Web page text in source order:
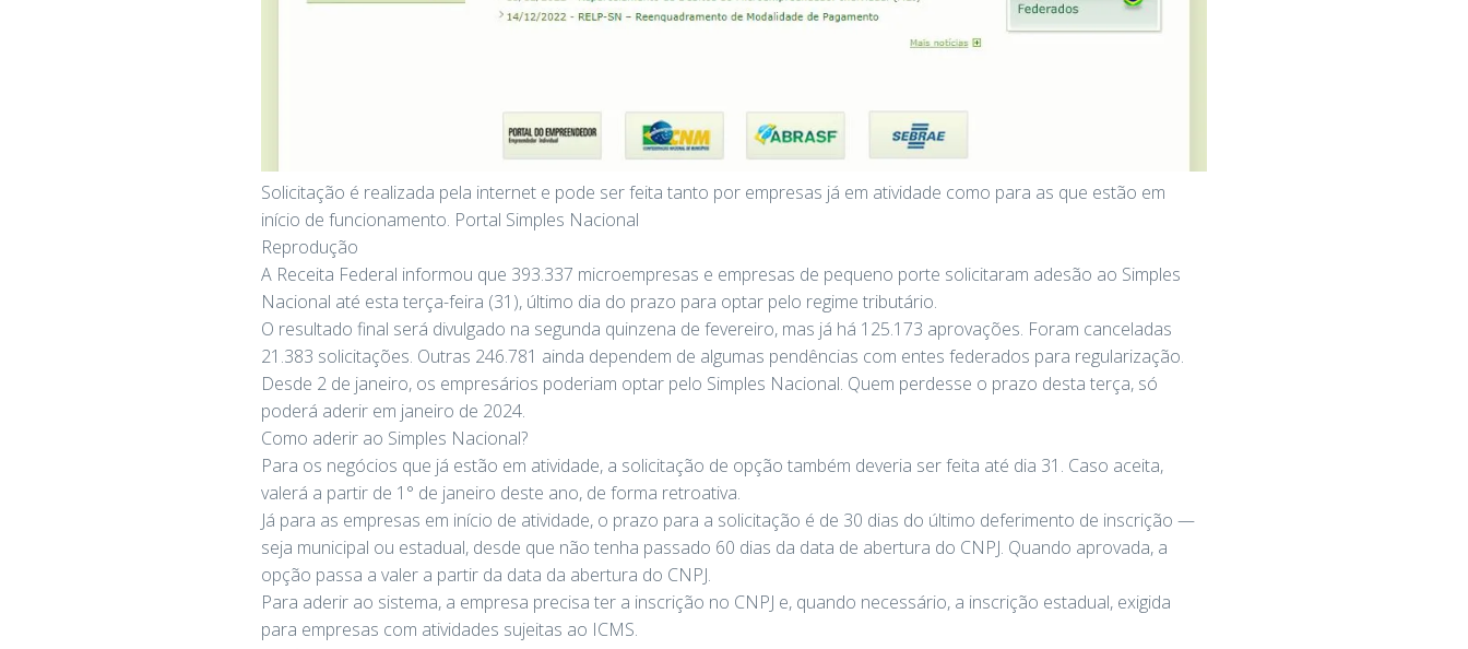
Solicitação é realizada pela internet e pode ser feita tanto por empresas já em atividade como para as que estão em
início de funcionamento. Portal Simples Nacional
Reprodução
A Receita Federal informou que 393.337 microempresas e empresas de pequeno porte solicitaram adesão ao Simples
Nacional até esta terça-feira (31), último dia do prazo para optar pelo regime tributário.
O resultado final será divulgado na segunda quinzena de fevereiro, mas já há 125.173 aprovações. Foram canceladas
21.383 solicitações. Outras 246.781 ainda dependem de algumas pendências com entes federados para regularização.
Desde 2 de janeiro, os empresários poderiam optar pelo Simples Nacional. Quem perdesse o prazo desta terça, só
poderá aderir em janeiro de 2024.
Como aderir ao Simples Nacional?
Para os negócios que já estão em atividade, a solicitação de opção também deveria ser feita até dia 31. Caso aceita,
valerá a partir de 1° de janeiro deste ano, de forma retroativa.
Já para as empresas em início de atividade, o prazo para a solicitação é de 30 dias do último deferimento de inscrição —
seja municipal ou estadual, desde que não tenha passado 60 dias da data de abertura do CNPJ. Quando aprovada, a
opção passa a valer a partir da data da abertura do CNPJ.
Para aderir ao sistema, a empresa precisa ter a inscrição no CNPJ e, quando necessário, a inscrição estadual, exigida
para empresas com atividades sujeitas ao ICMS.